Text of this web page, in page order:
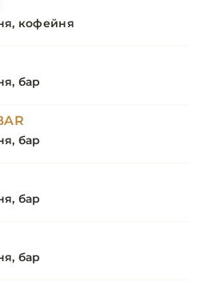
кофейня
бар
бар
бар
бар